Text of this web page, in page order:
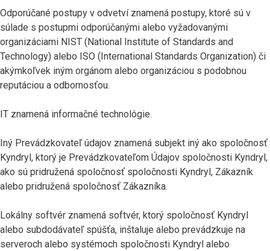
Odporúčané postupy v odvetví znamená postupy, ktoré sú v
súlade s postupmi odporúčanými alebo vyžadovanými
organizáciami NIST (National Institute of Standards and
Technology) alebo ISO (International Standards Organization) či
akýmkoľvek iným orgánom alebo organizáciou s podobnou
reputáciou a odbornosťou.
IT znamená informačné technológie.
Iný Prevádzkovateľ údajov znamená subjekt iný ako spoločnosť
Kyndryl, ktorý je Prevádzkovateľom Údajov spoločnosti Kyndryl,
ako sú pridružená spoločnosť spoločnosti Kyndryl, Zákazník
alebo pridružená spoločnosť Zákazníka.
Lokálny softvér znamená softvér, ktorý spoločnosť Kyndryl
alebo subdodávateľ spúšťa, inštaluje alebo prevádzkuje na
serveroch alebo systémoch spoločnosti Kyndryl alebo